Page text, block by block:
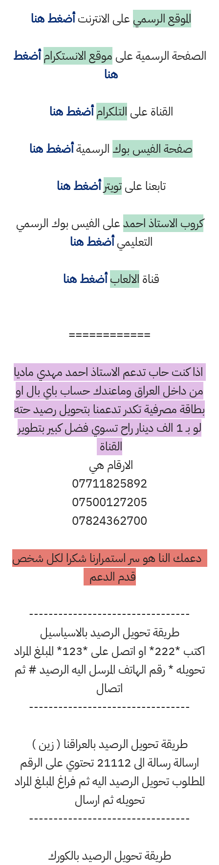
الموقع الرسمي على الانترنتأضغط هنا
الصفحة الرسمية على موقع الانستكرام أضغط
هنا
القناة على التلكرام أضغط هنا
صفحة الفيس بوك الرسميةأضغط هنا
تابعنا علىتويتر أضغط هنا
كروب الاستاذ احمدعلى الفيس بوك الرسمي
التعليميأضغط هنا
قناة الالعاب أضغط هنا
============
اذا كنت حاب تدعم الاستاذ احمد مهدي ماديا
من داخل العراق وماعندك حساب باي بال او
بطاقة مصرفية تكدر تدعمنا بتحويل رصيد حته
لو بـ 1 الف دينار راح تسوي فضل كبير بتطوير
القناة
الارقام هي
07711825892
07500127205
07824362700
دعمك النا هو سر استمرارنا شكرا لكل شخص
قدم الدعم
---------------------------------
طريقة تحويل الرصيد بالاسياسيل
اكتب *222* او اتصل على *123* المبلغ المراد
تحويله * رقم الهاتف المرسل اليه الرصيد # ثم
اتصال
---------------------------------
طريقة تحويل الرصيد بالعراقنا ( زين )
ارسالة رسالة الى 21112 تحتوي على الرقم
المطلوب تحويل الرصيد اليه ثم فراغ المبلغ المراد
تحويله ثم ارسال
---------------------------------
طريقة تحويل الرصيد بالكورك